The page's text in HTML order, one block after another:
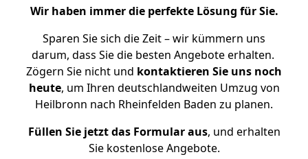
Wir haben immer die perfekte Lösung für Sie.
Sparen Sie sich die Zeit – wir kümmern uns
darum, dass Sie die besten Angebote erhalten.
Zögern Sie nicht und kontaktieren Sie uns noch
heute, um Ihren deutschlandweiten Umzug von
Heilbronn nach Rheinfelden Baden zu planen.
Füllen Sie jetzt das Formular aus, und erhalten
Sie kostenlose Angebote.